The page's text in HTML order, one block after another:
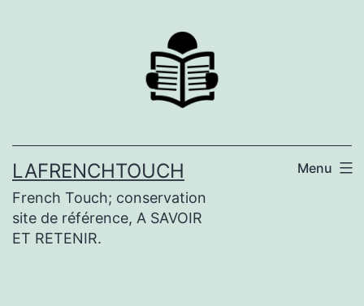
LAFRENCHTOUCH
French Touch; conservation
site de référence, A SAVOIR
ET RETENIR.
Menu